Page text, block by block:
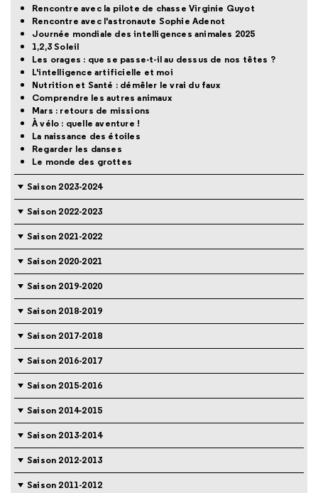
Rencontre avec la pilote de chasse Virginie Guyot
Rencontre avec l'astronaute Sophie Adenot
Journée mondiale des intelligences animales 2025
1,2,3 Soleil
Les orages : que se passe-t-il au dessus de nos têtes ?
L'intelligence artificielle et moi
Nutrition et Santé : démêler le vrai du faux
Comprendre les autres animaux
Mars : retours de missions
À vélo : quelle aventure !
La naissance des étoiles
Regarder les danses
Le monde des grottes
Saison 2023-2024
Saison 2022-2023
Saison 2021-2022
Saison 2020-2021
Saison 2019-2020
Saison 2018-2019
Saison 2017-2018
Saison 2016-2017
Saison 2015-2016
Saison 2014-2015
Saison 2013-2014
Saison 2012-2013
Saison 2011-2012